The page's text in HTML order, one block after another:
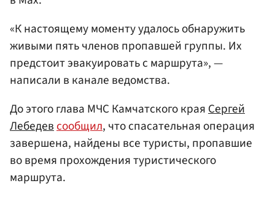
«К настоящему моменту удалось обнаружить
живыми пять членов пропавшей группы. Их
предстоит эвакуировать с маршрута», —
написали в канале ведомства.
До этого глава МЧС Камчатского краяСергей
Лебедевсообщил, что спасательная операция
завершена, найдены все туристы, пропавшие
во время прохождения туристического
маршрута.